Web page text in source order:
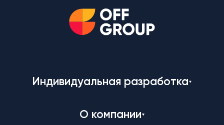
Индивидуальная разработка
О компании